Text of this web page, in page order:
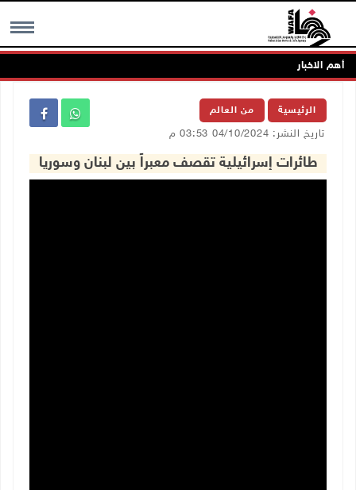
MENU أهم الاخبار
الرئيسية من العالم
تاريخ النشر: 04/10/2024 03:53 م
طائرات إسرائيلية تقصف معبراً بين لبنان وسوريا